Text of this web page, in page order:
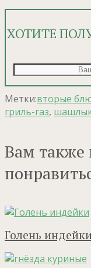
ХОТИТЕ
Метки:вторые
гриль-газ,
Вам также
Голень